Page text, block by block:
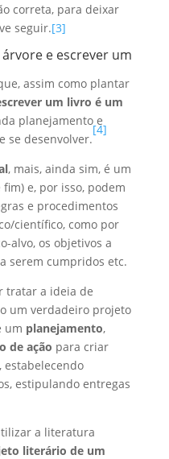
correta, para deixar
seguir.[3]
e escrever um
assim como plantar
um livro é um
planejamento e
se desenvolver.
[4]
, mais, ainda sim, é um
e, por isso, podem
e procedimentos
científico, como por
alvo, os objetivos a
serem cumpridos etc.
tratar a ideia de
um verdadeiro projeto
um planejamento,
de ação para criar
estabelecendo
estipulando entregas
a literatura
literário de um